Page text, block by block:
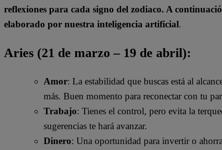
reflexiones para cada signo del zodiaco. A
elaborado por nuestra inteligencia artificial.
Aries (21 de marzo – 19 de abril):
Amor: La estabilidad que buscas está al
más. Buen momento para reconectar con tu
Trabajo: Tienes el control, pero evita la
sugerencias te hará avanzar.
Dinero: Una oportunidad para invertir o